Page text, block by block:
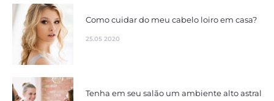
Como cuidar do meu cabelo loiro em casa?
25.05 2020
Tenha em seu salão um ambiente alto astral